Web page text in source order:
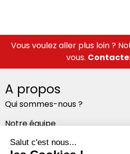
Vous voulez aller plus loin ?
vous.
A propos
Qui sommes-nous ?
Notre équipe
Nos bureaux